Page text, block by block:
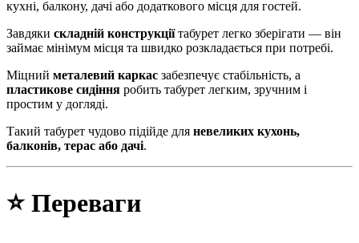
кухні, балкону, дачі або додаткового місця для гостей.
Завдяки складній конструкціїтабурет легко зберігати — він
займає мінімум місця та швидко розкладається при потребі.
Міцний металевий каркас забезпечує стабільність, а
пластикове сидіння робить табурет легким, зручним і
простим у догляді.
Такий табурет чудово підійде для невеликих кухонь,
балконів, терас або дачі.
⭐ Переваги